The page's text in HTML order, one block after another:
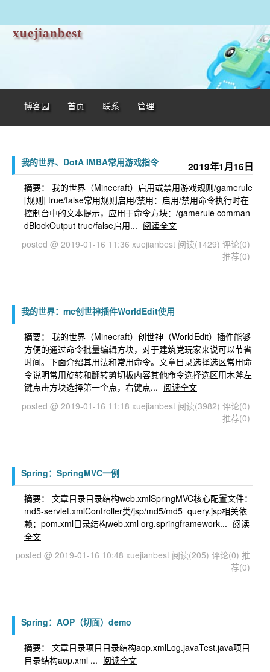
xuejianbest
博客园 首页 联系 管理
2019年1月16日
我的世界、DotA IMBA常用游戏指令
摘要： 我的世界（Minecraft）启用或禁用游戏规则/gamerule
[规则] true/false常用规则启用/禁用：启用/禁用命令执行时在
控制台中的文本提示，应用于命令方块：/gamerule comman
dBlockOutput true/false启用... 阅读全文
posted @ 2019-01-16 11:36 xuejianbest 阅读(1429) 评论(0)
推荐(0)
我的世界：mc创世神插件WorldEdit使用
摘要： 我的世界（Minecraft）创世神（WorldEdit）插件能够
方便的通过命令批量编辑方块，对于建筑党玩家来说可以节省
时间。下面介绍其用法和常用命令。文章目录选择选区常用命
令说明常用旋转和翻转剪切板内容其他命令选择选区用木斧左
键点击方块选择第一个点，右键点... 阅读全文
posted @ 2019-01-16 11:18 xuejianbest 阅读(3982) 评论(0)
推荐(0)
Spring：SpringMVC一例
摘要： 文章目录目录结构web.xmlSpringMVC核心配置文件：
md5-servlet.xmlController类/jsp/md5/md5_query.jsp相关依
赖：pom.xml目录结构web.xml org.springframework... 阅读
全文
posted @ 2019-01-16 10:48 xuejianbest 阅读(205) 评论(0) 推
荐(0)
Spring：AOP（切面）demo
摘要： 文章目录项目目录结构aop.xmlLog.javaTest.java项目
目录结构aop.xml ... 阅读全文